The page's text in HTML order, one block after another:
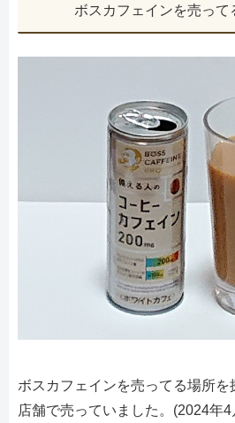
ボスカフェインを売って
ボスカフェインを売ってる場所
店舗で売っていました。(2024年